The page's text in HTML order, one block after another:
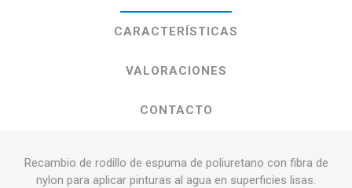
CARACTERÍSTICAS
VALORACIONES
CONTACTO
Recambio de rodillo de espuma de poliuretano con fibra de
nylon para aplicar pinturas al agua en superficies lisas.